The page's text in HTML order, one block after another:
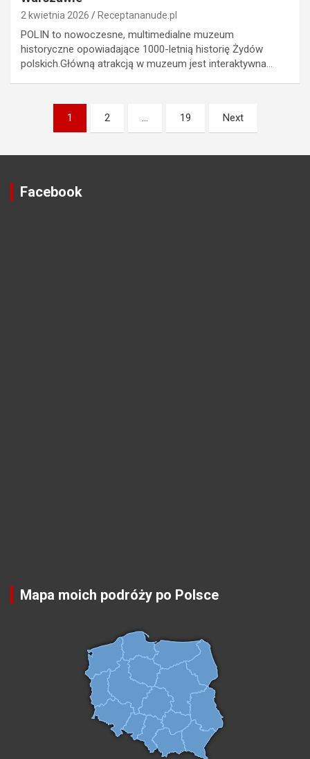
2 kwietnia 2026 Receptananude.pl
POLIN to nowoczesne, multimedialne muzeum
historyczne opowiadające 1000-letnią historię Żydów
polskich.Główną atrakcją w muzeum jest interaktywna…
Stronicowanie
wpisów
1 2 … 19 Next
Facebook
Mapa moich podróży po Polsce